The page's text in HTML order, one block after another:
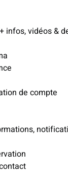
infos, vidéos &
de compte